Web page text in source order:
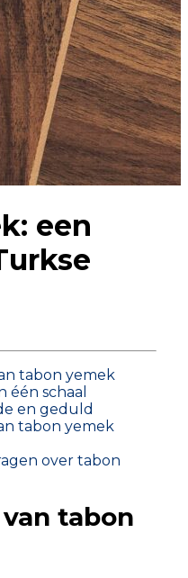
een
tabon yemek
één schaal
en geduld
tabon yemek
over tabon
tabon